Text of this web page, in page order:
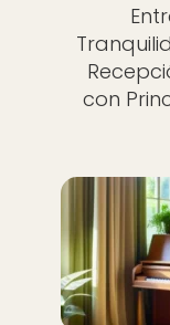
con